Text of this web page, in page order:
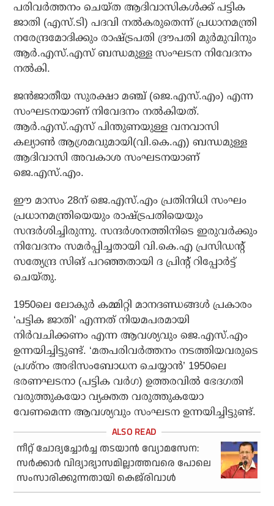
പരിവര്‍ത്തനം ചെയ്ത ആദിവാസികള്‍ക്ക് പട്ടിക
ജാതി (എസ്.ടി) പദവി നല്‍കരുതെന്ന് പ്രധാനമന്ത്രി
നരേന്ദ്രമോദിക്കും രാഷ്ട്രപതി ദ്രൗപതി മുര്‍മുവിനും
ആര്‍.എസ്.എസ് ബന്ധമുള്ള സംഘടന നിവേദനം
നല്‍കി.
ജന്‍ജാതീയ സുരക്ഷാ മഞ്ച് (ജെ.എസ്.എം) എന്ന
സംഘടനയാണ് നിവേദനം നല്‍കിയത്.
ആര്‍.എസ്.എസ് പിന്തുണയുള്ള വനവാസി
കല്യാണ്‍ ആശ്രമവുമായി(വി.കെ.എ) ബന്ധമുള്ള
ആദിവാസി അവകാശ സംഘടനയാണ്
ജെ.എസ്.എം.
ഈ മാസം 28ന് ജെ.എസ്.എം പ്രതിനിധി സംഘം
പ്രധാനമന്ത്രിയെയും രാഷ്ട്രപതിയെയും
സന്ദര്‍ശിച്ചിരുന്നു. സന്ദര്‍ശനത്തിനിടെ ഇരുവര്‍ക്കും
നിവേദനം സമര്‍പ്പിച്ചതായി വി.കെ.എ പ്രസിഡന്റ്
സത്യേന്ദ്ര സിങ് പറഞ്ഞതായി ദ പ്രിന്റ് റിപ്പോര്‍ട്ട്
ചെയ്തു.
1950ലെ ലോകുര്‍ കമ്മിറ്റി മാനദണ്ഡങ്ങള്‍ പ്രകാരം
‘പട്ടിക ജാതി’ എന്നത് നിയമപരമായി
നിര്‍വചിക്കണം എന്ന ആവശ്യവും ജെ.എസ്.എം
ഉന്നയിച്ചിട്ടുണ്ട്. ‘മതപരിവര്‍ത്തനം നടത്തിയവരുടെ
പ്രശ്‌നം അഭിസംബോധന ചെയ്യാന്‍’ 1950ലെ
ഭരണഘടനാ (പട്ടിക വര്‍ഗ) ഉത്തരവില്‍ ഭേദഗതി
വരുത്തുകയോ വ്യക്തത വരുത്തുകയോ
വേണമെന്ന ആവശ്യവും സംഘടന ഉന്നയിച്ചിട്ടുണ്ട്.
നീറ്റ് ചോദ്യച്ചോര്‍ച്ച തടയാന്‍ വ്യോമസേന:
സര്‍ക്കാര്‍ വിദ്യാഭ്യാസമില്ലാത്തവരെ പോലെ
സംസാരിക്കുന്നതായി കെജ്‌രിവാള്‍